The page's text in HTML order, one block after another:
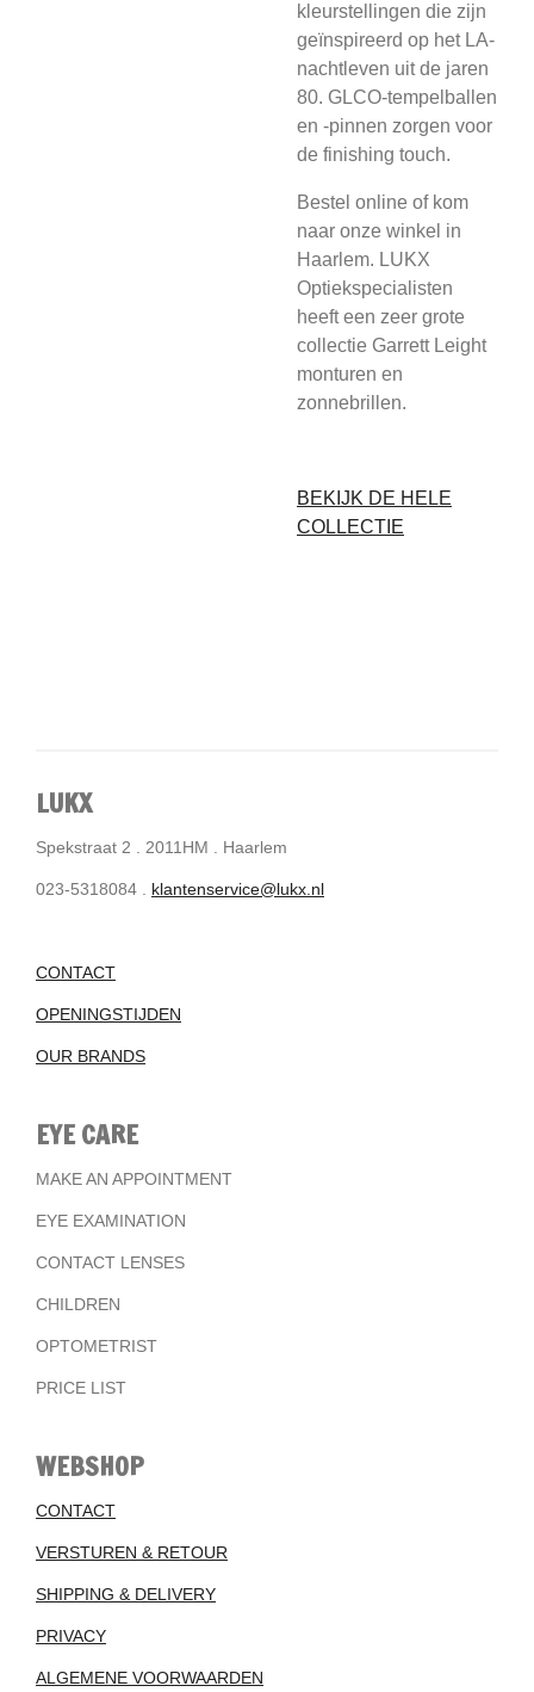
kleurstellingen die zijn
geïnspireerd op het LA-
nachtleven uit de jaren
80. GLCO-tempelballen
en -pinnen zorgen voor
de finishing touch.
Bestel online of kom
naar onze winkel in
Haarlem. LUKX
Optiekspecialisten
heeft een zeer grote
collectie Garrett Leight
monturen en
zonnebrillen.
BEKIJK DE HELE
COLLECTIE
LUKX
Spekstraat 2 . 2011HM . Haarlem
023-5318084 . klantenservice@lukx.nl
CONTACT
OPENINGSTIJDEN
OUR BRANDS
EYE CARE
MAKE AN APPOINTMENT
EYE EXAMINATION
CONTACT LENSES
CHILDREN
OPTOMETRIST
PRICE LIST
WEBSHOP
CONTACT
VERSTUREN & RETOUR
SHIPPING & DELIVERY
PRIVACY
ALGEMENE VOORWAARDEN